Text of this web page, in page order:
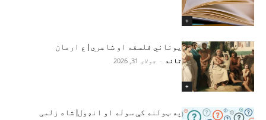
+
+
یوناني فلسفه او شاعري | ع ارمان
تاند - جولای 31, 2026
په ټولنه کې سوله او انډول| شاه زلمی